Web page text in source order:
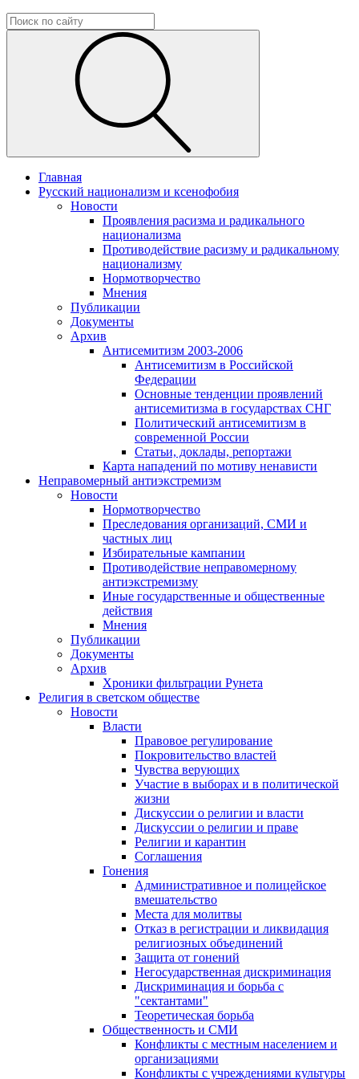
Главная
Русский национализм и ксенофобия
Новости
Проявления расизма и радикального
национализма
Противодействие расизму и радикальному
национализму
Нормотворчество
Мнения
Публикации
Документы
Архив
Антисемитизм 2003-2006
Антисемитизм в Российской
Федерации
Основные тенденции проявлений
антисемитизма в государствах СНГ
Политический антисемитизм в
современной России
Статьи, доклады, репортажи
Карта нападений по мотиву ненависти
Неправомерный антиэкстремизм
Новости
Нормотворчество
Преследования организаций, СМИ и
частных лиц
Избирательные кампании
Противодействие неправомерному
антиэкстремизму
Иные государственные и общественные
действия
Мнения
Публикации
Документы
Архив
Хроники фильтрации Рунета
Религия в светском обществе
Новости
Власти
Правовое регулирование
Покровительство властей
Чувства верующих
Участие в выборах и в политической
жизни
Дискуссии о религии и власти
Дискуссии о религии и праве
Религии и карантин
Соглашения
Гонения
Административное и полицейское
вмешательство
Места для молитвы
Отказ в регистрации и ликвидация
религиозных объединений
Защита от гонений
Негосударственная дискриминация
Дискриминация и борьба с
"сектантами"
Теоретическая борьба
Общественность и СМИ
Конфликты с местным населением и
организациями
Конфликты с учреждениями культуры